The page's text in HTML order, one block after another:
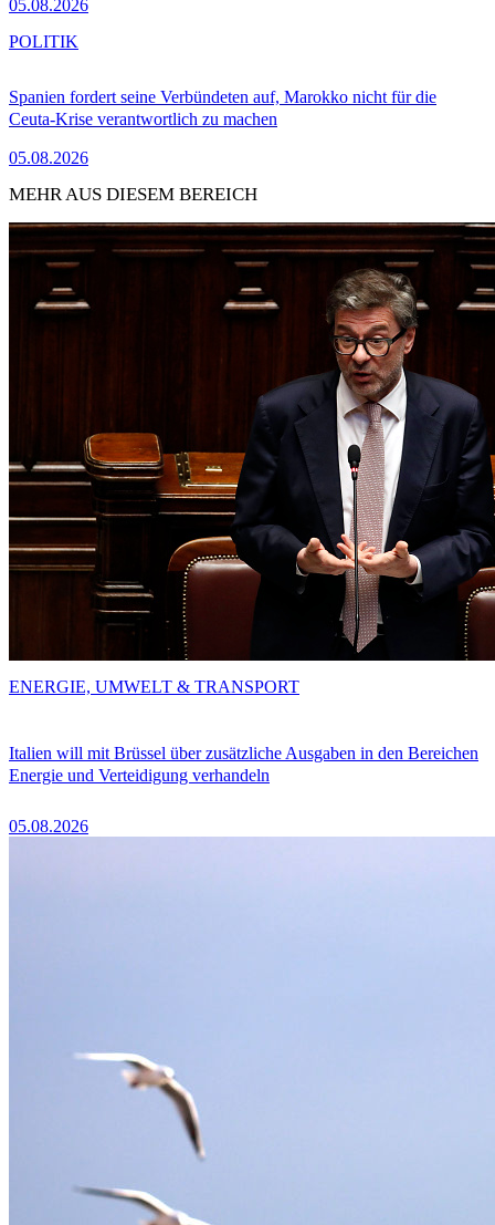
05.08.2026
Spanien fordert seine Verbündeten auf, Marokko nicht für die
Ceuta-Krise verantwortlich zu machen
05.08.2026
POLITIK
MEHR AUS DIESEM BEREICH
Italien will mit Brüssel über zusätzliche Ausgaben in den Bereichen
Energie und Verteidigung verhandeln
05.08.2026
ENERGIE, UMWELT & TRANSPORT